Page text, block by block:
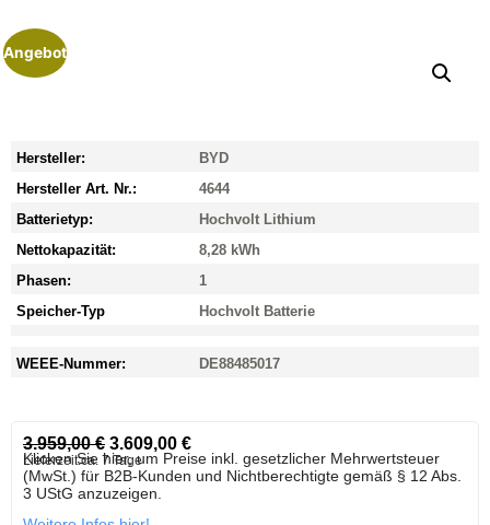
Angebot
Hersteller:
BYD
Hersteller Art. Nr.:
4644
Batterietyp:
Hochvolt Lithium
Nettokapazität:
8,28 kWh
Phasen:
1
Speicher-Typ
Hochvolt Batterie
WEEE-Nummer: DE88485017
3.959,00€ 3.609,00 €
Lieferzeit:ca. 7 Tage
Klicken Sie hier, um Preise inkl. gesetzlicher Mehrwertsteuer
(MwSt.) für B2B-Kunden und Nichtberechtigte gemäß § 12 Abs.
3 UStG anzuzeigen.